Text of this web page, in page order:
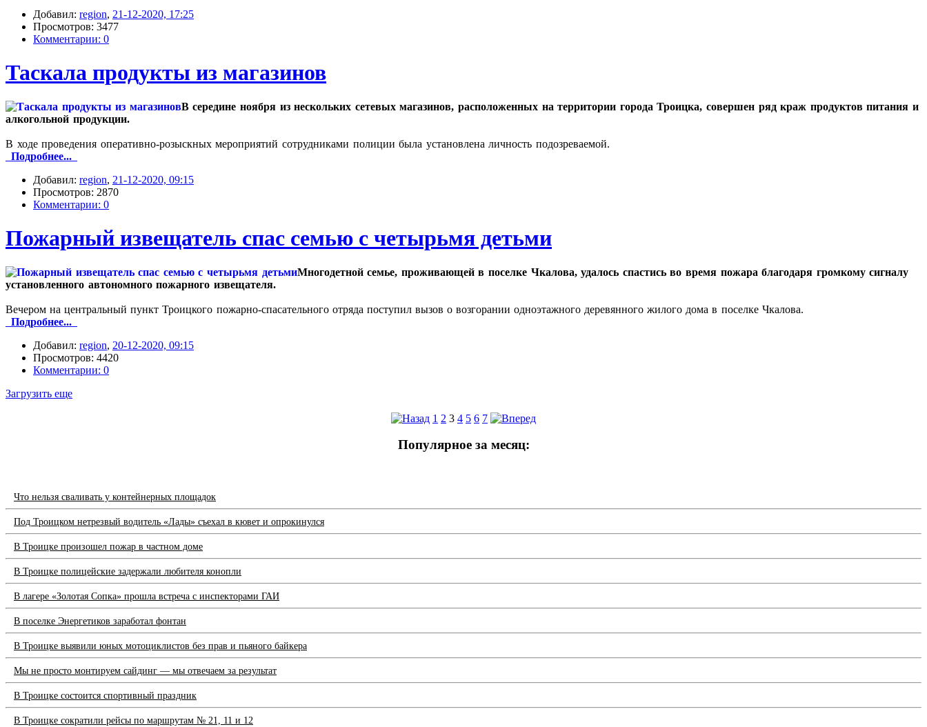
Добавил: region, 21-12-2020, 17:25
Просмотров: 3477
Комментарии: 0
Таскала продукты из магазинов
В середине ноября из нескольких сетевых магазинов, расположенных на территории города Троицка, совершен ряд краж продуктов питания и
алкогольной продукции.
В ходе проведения оперативно-розыскных мероприятий сотрудниками полиции была установлена личность подозреваемой.
Подробнее...
Добавил: region, 21-12-2020, 09:15
Просмотров: 2870
Комментарии: 0
Пожарный извещатель спас семью с четырьмя детьми
Многодетной семье, проживающей в поселке Чкалова, удалось спастись во время пожара благодаря громкому сигналу
установленного автономного пожарного извещателя.
Вечером на центральный пункт Троицкого пожарно-спасательного отряда поступил вызов о возгорании одноэтажного деревянного жилого дома в поселке Чкалова.
Подробнее...
Добавил: region, 20-12-2020, 09:15
Просмотров: 4420
Комментарии: 0
Загрузить еще
1 2 3 4 5 6 7
Популярное за месяц:
Что нельзя сваливать у контейнерных площадок
Под Троицком нетрезвый водитель «Лады» съехал в кювет и опрокинулся
В Троицке произошел пожар в частном доме
В Троицке полицейские задержали любителя конопли
В лагере «Золотая Сопка» прошла встреча с инспекторами ГАИ
В поселке Энергетиков заработал фонтан
В Троицке выявили юных мотоциклистов без прав и пьяного байкера
Мы не просто монтируем сайдинг — мы отвечаем за результат
В Троицке состоится спортивный праздник
В Троицке сократили рейсы по маршрутам № 21, 11 и 12